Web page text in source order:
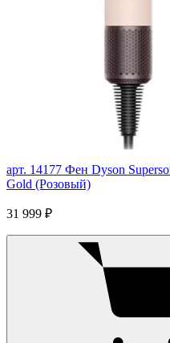
арт. 14177 Фен Dyson
Gold (Розовый)
31 999 ₽